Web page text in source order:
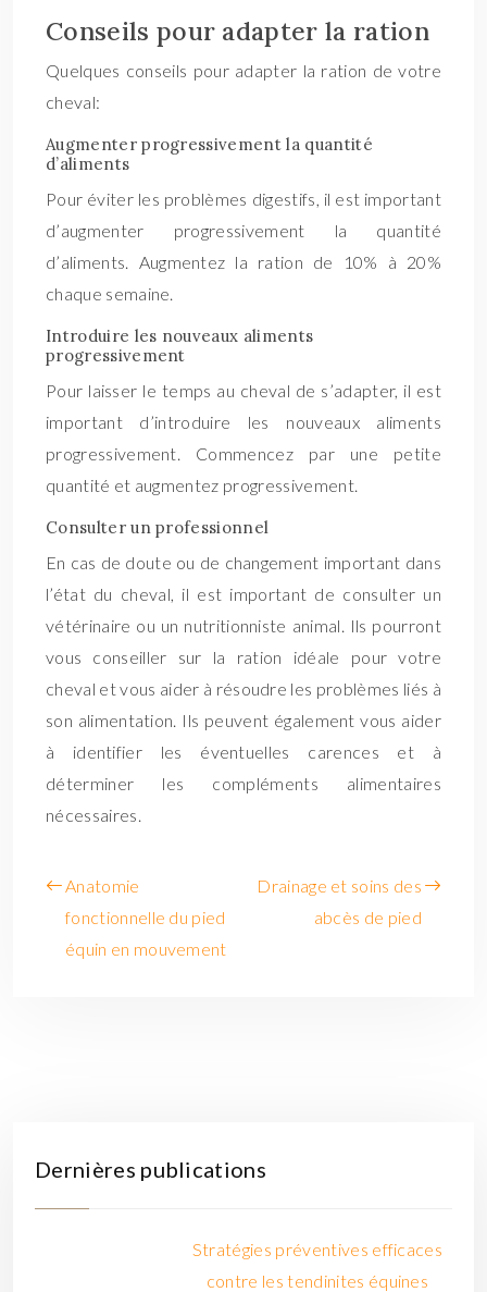
Conseils pour adapter la ration
Quelques conseils pour adapter la ration de votre
cheval:
Augmenter progressivement la quantité
d’aliments
Pour éviter les problèmes digestifs, il est important
d’augmenter progressivement la quantité
d’aliments. Augmentez la ration de 10% à 20%
chaque semaine.
Introduire les nouveaux aliments
progressivement
Pour laisser le temps au cheval de s’adapter, il est
important d’introduire les nouveaux aliments
progressivement. Commencez par une petite
quantité et augmentez progressivement.
Consulter un professionnel
En cas de doute ou de changement important dans
l’état du cheval, il est important de consulter un
vétérinaire ou un nutritionniste animal. Ils pourront
vous conseiller sur la ration idéale pour votre
cheval et vous aider à résoudre les problèmes liés à
son alimentation. Ils peuvent également vous aider
à identifier les éventuelles carences et à
déterminer les compléments alimentaires
nécessaires.
Anatomie
fonctionnelle du pied
équin en mouvement
Drainage et soins des
abcès de pied
Dernières publications
Stratégies préventives efficaces
contre les tendinites équines